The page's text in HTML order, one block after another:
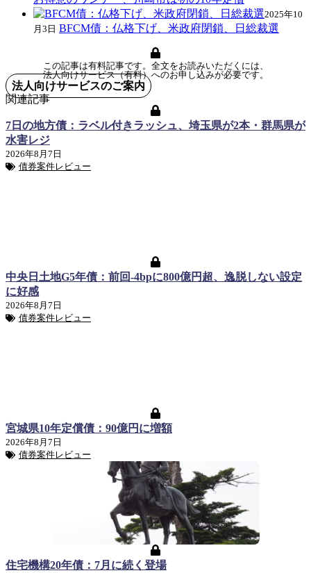
2025年10
月3日 BFCM債：仏格下げ、米政府閉鎖、日総裁選
この記事は有料記事です。全文をお読みいただくには、
法人向けサービス（有料）へのお申し込みが必要です。
法人向けサービスのご案内
関連記事
7日の地方債：ラベル付きラッシュ、埼玉県が2本・群馬県が
水害レジ
2026年8月7日
債券案件レビュー
中央日土地G5年債：前回-4bpに800億円超、逸脱しない設定
に好感
2026年8月7日
債券案件レビュー
宮城県10年定償債：90億円に増額
2026年8月7日
債券案件レビュー
住宅機構20年債：7月に続く登場